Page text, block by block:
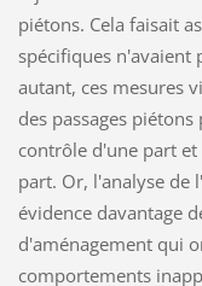
piétons. Cela faisait
spécifiques n'avaient
autant, ces mesures
des passages
contrôle d'une part
part. Or, l'analyse de
évidence davantage
d'aménagement qui
comportements